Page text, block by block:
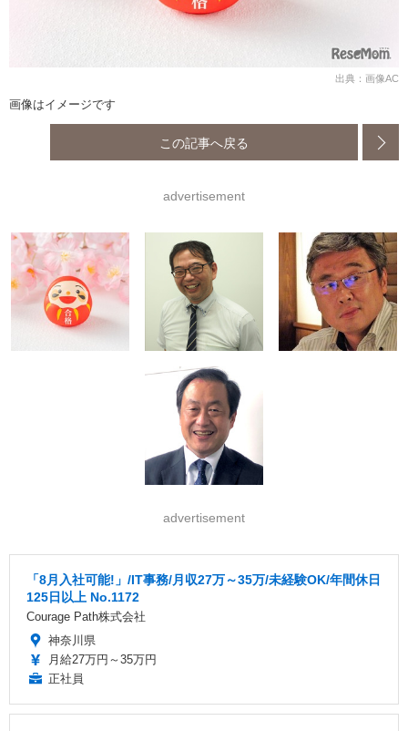
出典：画像AC
画像はイメージです
この記事へ戻る
advertisement
advertisement
「8月入社可能!」/IT事務/月収27万～35万/未経験OK/年間休日
125日以上 No.1172
Courage Path株式会社
神奈川県
月給27万円～35万円
正社員